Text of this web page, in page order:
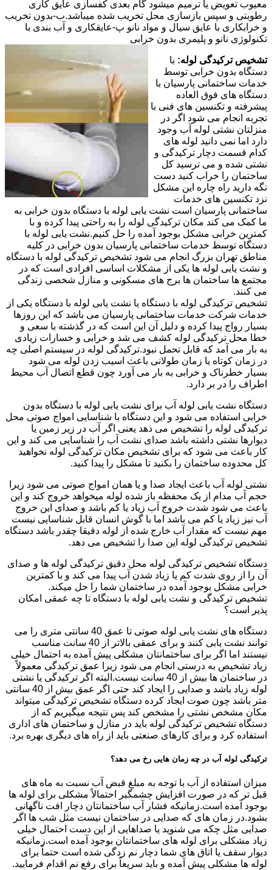
معیوب تعویض یا ترمیم میشود گام بعدی کفسازی عایق کاری
رطوبتی و سپس بازسازی محل تخریب شده میباشد.ب-بدون تخریب
و خرابکاری با عایق سیال و مواد نانو پ-عایقکاری و آب بندی با
تکنولوژی نانو و پلیمری بدون خرابی
تشخیص ترکیدگی لوله: با
دستگاه بدون خرابی توسط
خدمات ساختمانی پارسیان با
دستگاه های فوق العاده
پیشرفته و تکنسین های فنی با
تجربه انجام می شود اگر در
منزلتان نشتی لوله آب وجود
دارد اما نمی دانید لوله های
کدام قسمت دچار ترکیدگی و
نشتی شده و می ترسید کل
ساختمان را خراب کنید دست
نگه دارید راه چاره این مشکل
نزد تکنسین های خدمات
ساختمانی پارسیان است نشت یابی لوله با دستگاه بدون خرابی به
ما کمک می کند مکان ترکیدگی لوله را به راحتی پیدا کرده و با
کمترین خرابی مشکل بوجود آمده را حل کنیم.نشت یابی لوله با
دستگاه توسط خدمات ساختمانی پارسیان بدون خرابی در کلیه
مناطق تهران بزرگ انجام می شود تشخیص ترکیدگی لوله با دستگاه
و نشت یابی لوله ها یکی از مشکلات اساسی افرادی است که در
مجتمع ها ساختمان ها برج های مسکونی و منازل شخصی زندگی
می کنند.
تشخیص ترکیدگی لوله با دستگاه یا نشت یابی لوله با دستگاه یکی از
خدمات شرکت خدمات ساختمانی پارسیان می باشد که این روزها
بسیار رواج پیدا کرده و دلیل آن این است که در گذشته با سعی و
خطا محل ترکیدگی لوله کشف می شد و خرابی و خسارات زیادی
به بار می آمد که قابل تحمل نبود.ترکیدگی لوله در سیستم اصلی چه
در زمان کوتاه یا زمان طولانی باعث اسیب زدن لوله می شود
بسیار خطرناک و خرابی به بار می آورد چون قطع اتصال آب محیط
اطراف را در بر دارد.
دستگاه نشت یابی لوله آب برای نشت یابی لوله با دستگاه بدون
خرابی استفاده می شود و این دستگاه با شناسایی امواج صوتی محل
ترکیدگی لوله را تشخیص می دهد یعنی اگر آب در زیر زمین یا
دیوارها نشتی داشته باشد صدای نشت آب را شناسایی می کند و این
کار باعث می شود که برای تشخیص مکان ترکیدگی لوله نخواهید
کل محدوده ساختمان را بکنید تا مشکل را پیدا کنید.
نشتی لوله آب باعث ایجاد صدا و یا همان امواج صوتی می شود زیرا
حجم آب مدام از یک محفظه باز شده لوله میخواهد خروج کند و این
باعث می شود شدت خروج آب زیاد یا کم باشد و صدای این خروج
آب نیز زیاد یا کم می باشد اما با گوش انسان قابل شناسایی نیست
مهم نیست که مقدار آب خارج شده از لوله دقیقا چقدر باشد دستگاه
تشخیص ترکیدگی لوله این صدا را تشخیص می دهد.
دستگاه تشخیص ترکیدگی لوله محل دقیق ترکیدگی لوله ها و صدای
آن را از روی شدت کم یا زیاد شدن آب پیدا می کند و با کمترین
خرابی مشکل بوجود آمده در ساختمان شما را حل میکند.
تشخیص ترکیدگی و نشت یابی لوله با دستگاه تا چه عمقی امکان
پذیر است؟
دستگاه های نشت یابی لوله صوتی تا عمق 40 سانتی متری را می
توانند نشت یابی کنند و برای عمقی بالاتر از 40 سانت مناسب
نیستند اما اگر برای ساختمانتان مشکلی پیش آمده به احتمال خیلی
زیاد تشخیص به درستی انجام می شود زیرا عمق ترکیدگی معمولاً
در ساختمان ها بیش از 40 سانت نیست.البته اگر ترکیدگی یا نشتی
لوله زیاد باشد و صدایی را ایجاد کند حتی اگر عمق بیش از 40 سانتی
متر باشد چون صوت ایجاد کرده دستگاه تشخیص ترکیدگی میتواند
مکان مشخص نشتی را مشخص کند پس نتیجه میگیریم که از
دستگاه تشخیص ترکیدگی لوله باید در منازل و ساختمان های اداری
استفاده کرد و برای کارهای صنعتی باید از راه های دیگری بهره برد.
ترکیدگی لوله آب در چه زمان هایی رخ می دهد؟
میزان استفاده از آب با توجه به مبلغ قبض آب نسبت به ماه های
قبل تر که در صورت افزایش چشمگیر احتمالاً مشکلی برای لوله ها
بوجود آمده است.زمانیکه فشار آب ساختمانتان دچار افت ناگهانی
بشود.در زمان های که صدایی در ساختمان نیست مثل شب ها اگر
صدایی مثل چکه می شنوید یا صداهایی از این دست احتمال خیلی
زیاد مشکلی برای لوله های ساختمانتان بوجود آمده است.زمانیکه
دیوار سقف یا اتاق های شما دچار نم زدگی شده است حتماً برای
لوله ها مشکلی پیش آمده و باید سریعاً برای رفع نم اقدام فرمایید.